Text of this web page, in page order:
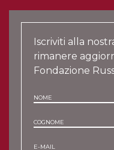
Iscriviti alla
rimanere
Fondazione
NOME
COGNOME
E-MAIL